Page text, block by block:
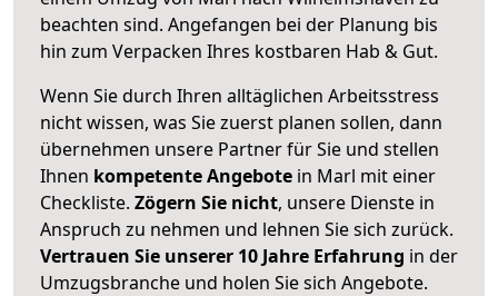
beachten sind. Angefangen bei der Planung bis
hin zum Verpacken Ihres kostbaren Hab & Gut.
Wenn Sie durch Ihren alltäglichen Arbeitsstress
nicht wissen, was Sie zuerst planen sollen, dann
übernehmen unsere Partner für Sie und stellen
Ihnen kompetente Angebote in Marl mit einer
Checkliste. Zögern Sie nicht, unsere Dienste in
Anspruch zu nehmen und lehnen Sie sich zurück.
Vertrauen Sie unserer 10 Jahre Erfahrung in der
Umzugsbranche und holen Sie sich Angebote.